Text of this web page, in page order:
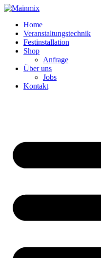
Zum
springenHome
Veranstaltungstechnik
Festinstallation
Shop
Anfrage
Über uns
Jobs
Kontakt